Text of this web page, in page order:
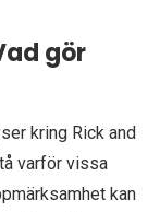
gör
kring Rick and
varför vissa
kan